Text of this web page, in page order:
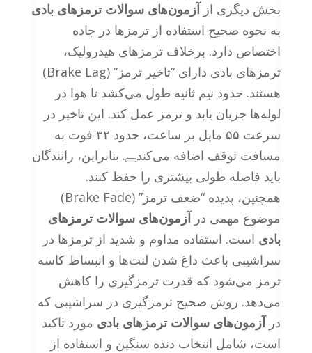
بخش دیگری ازآزمون‌های سوالات ترمزهای بادی
به نحوه صحیح استفاده از ترمزها در جاده
اختصاص دارد. برخلاف ترمزهای هیدرولیک،
ترمزهای بادی دارای “تاخیر ترمز” (Brake Lag)
هستند. حدود نیم ثانیه طول می‌کشد تا هوا در
لوله‌ها جریان یابد و ترمز عمل کند. این تاخیر در
سرعت ۵۵ مایل بر ساعت، حدود ۳۲ فوت به
مسافت توقف اضافه می‌کند
. بنابراین، رانندگان
باید فاصله طولی بیشتری را حفظ کنند.
همچنین، پدیده “ضعف ترمز” (Brake Fade)
موضوع مهمی درآزمون‌های سوالات ترمزهای
بادی است. استفاده مداوم و شدید از ترمزها در
سراشیبی باعث داغ شدن لنت‌ها و انبساط کاسه
ترمز می‌شود که قدرت ترمزگیری را کاهش
می‌دهد. روش صحیح ترمزگیری در سراشیبی که
درآزمون‌های سوالات ترمزهای بادی مورد تاکید
است، شامل انتخاب دنده سنگین و استفاده از